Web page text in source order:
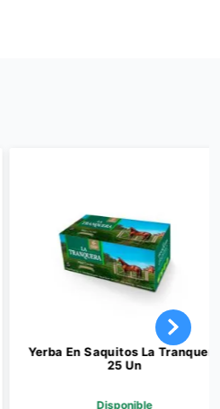
Yerba En Saquitos La Tranquera
Disponible